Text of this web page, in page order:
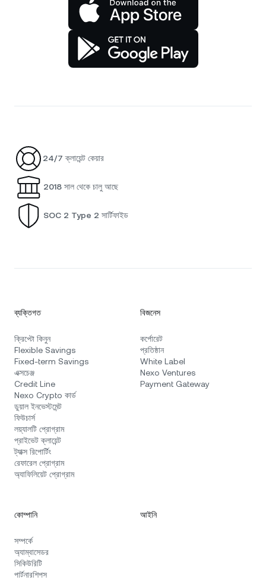
24/7 ক্লায়েন্ট কেয়ার
2018 সাল থেকে চালু আছে
SOC 2 Type 2 সার্টিফাইড
ব্যক্তিগত
ক্রিপ্টো কিনুন
Flexible Savings
Fixed-term Savings
এক্সচেঞ্জ
Credit Line
Nexo Crypto কার্ড
ডুয়াল ইনভেস্টমেন্ট
ফিউচার্স
লয়্যালটি প্রোগ্রাম
প্রাইভেট ক্লায়েন্ট
ট্যাক্স রিপোর্টিং
রেফারেল প্রোগ্রাম
অ্যাফিলিয়েট প্রোগ্রাম
বিজনেস
কর্পোরেট
প্রতিষ্ঠান
White Label
Nexo Ventures
Payment Gateway
কোম্পানি
সম্পর্কে
অ্যাম্বাসেডর
সিকিউরিটি
পার্টনারশিপস
আইনি